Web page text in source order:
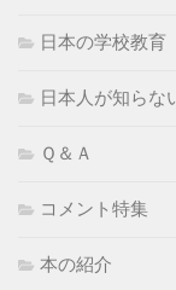
日本の学校教育
日本人が知らな
Ｑ＆Ａ
コメント特集
本の紹介